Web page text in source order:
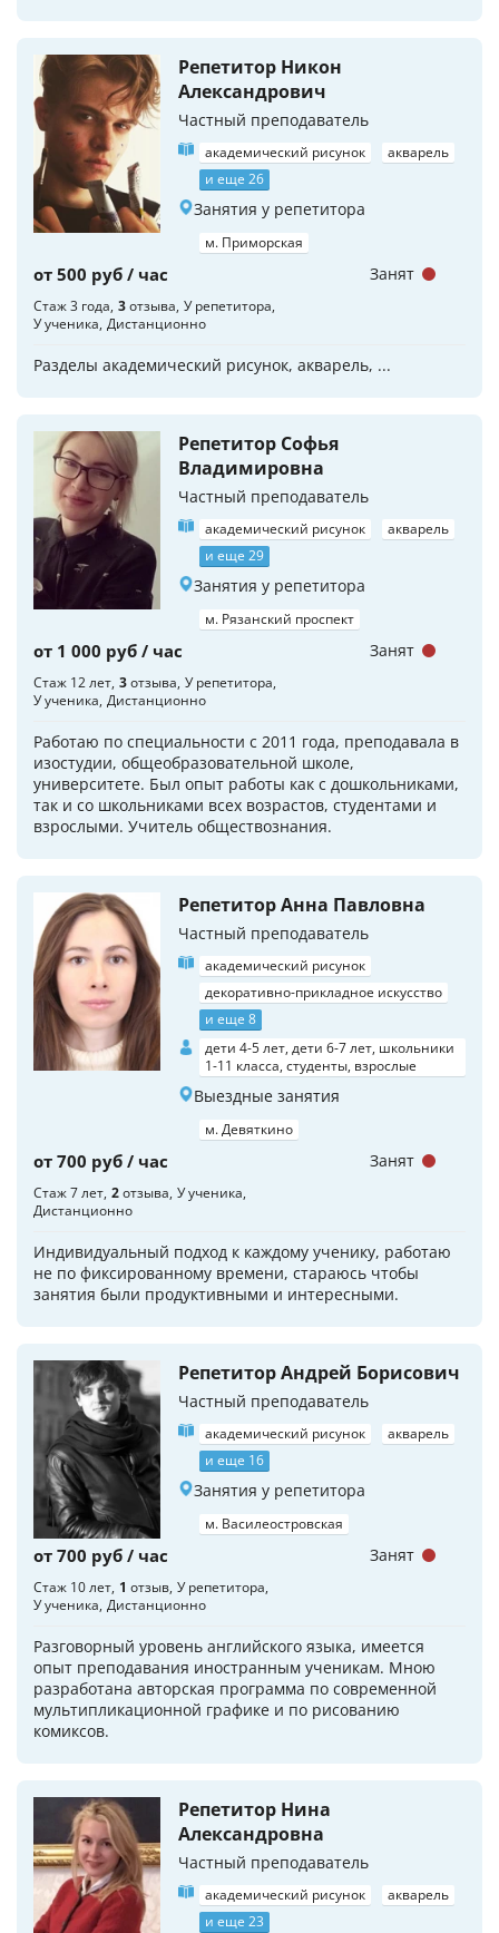
Репетитор Никон
Александрович
Частный преподаватель
академический рисунок
акварель
и еще 26
Занятия у репетитора
м. Приморская
от 500 руб / час
Стаж 3 года 3отзыва У репетитора
У ученика Дистанционно
Разделы академический рисунок, акварель, ...
Занят
Репетитор Софья
Владимировна
Частный преподаватель
академический рисунок
акварель
и еще 29
Занятия у репетитора
м. Рязанский проспект
от 1 000 руб / час
Стаж 12 лет 3отзыва У репетитора
У ученика Дистанционно
Работаю по специальности с 2011 года, преподавала в
изостудии, общеобразовательной школе,
университете. Был опыт работы как с дошкольниками,
так и со школьниками всех возрастов, студентами и
взрослыми. Учитель обществознания.
Занят
Репетитор Анна Павловна
Частный преподаватель
академический рисунок
декоративно-прикладное искусство
и еще 8
дети 4-5 лет, дети 6-7 лет, школьники
1-11 класса, студенты, взрослые
Выездные занятия
м. Девяткино
от 700 руб / час
Стаж 7 лет 2отзыва У ученика
Дистанционно
Индивидуальный подход к каждому ученику, работаю
не по фиксированному времени, стараюсь чтобы
занятия были продуктивными и интересными.
Занят
Репетитор Андрей Борисович
Частный преподаватель
академический рисунок
акварель
и еще 16
Занятия у репетитора
м. Василеостровская
от 700 руб / час
Стаж 10 лет 1 отзыв У репетитора
У ученика Дистанционно
Разговорный уровень английского языка, имеется
опыт преподавания иностранным ученикам. Мною
разработана авторская программа по современной
мультипликационной графике и по рисованию
комиксов.
Занят
Репетитор Нина
Александровна
Частный преподаватель
академический рисунок
акварель
и еще 23